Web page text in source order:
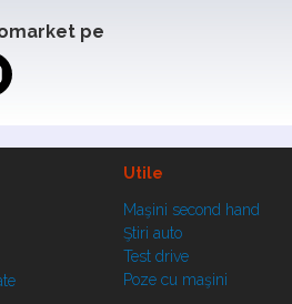
pe
Utile
Maşini second hand
Ştiri auto
Test drive
Poze cu maşini